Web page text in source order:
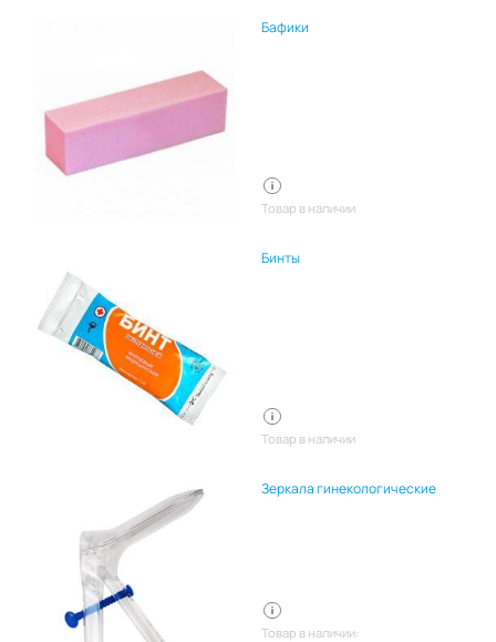
Бафики
Товар в наличии
Бинты
Товар в наличии
Зеркала гинекологические
Товар в наличии: